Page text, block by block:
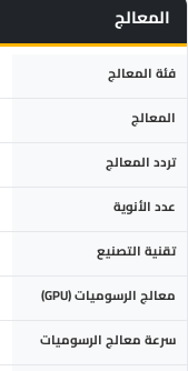
المعالج
المواصفةالتفاصيلفئة المعالج
المعالج
تردد المعالج
عدد الأنوية
تقنية التصنيع
معالج الرسوميات (GPU)
سرعة معالج الرسوميات